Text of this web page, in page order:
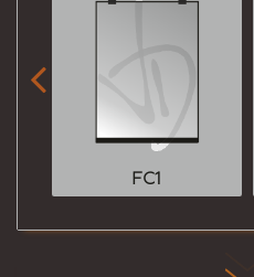
FC1
